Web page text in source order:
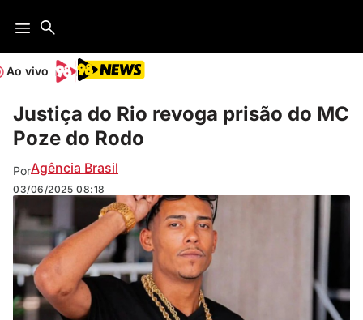
Ao vivo
Justiça do Rio revoga prisão do MC
Poze do Rodo
PorAgência Brasil
03/06/2025 08:18